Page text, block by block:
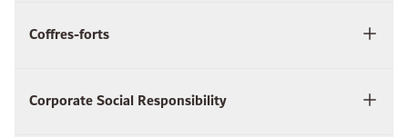
Coffres-forts
Corporate Social Responsibility